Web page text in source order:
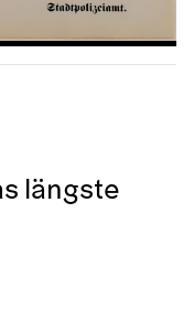
längste